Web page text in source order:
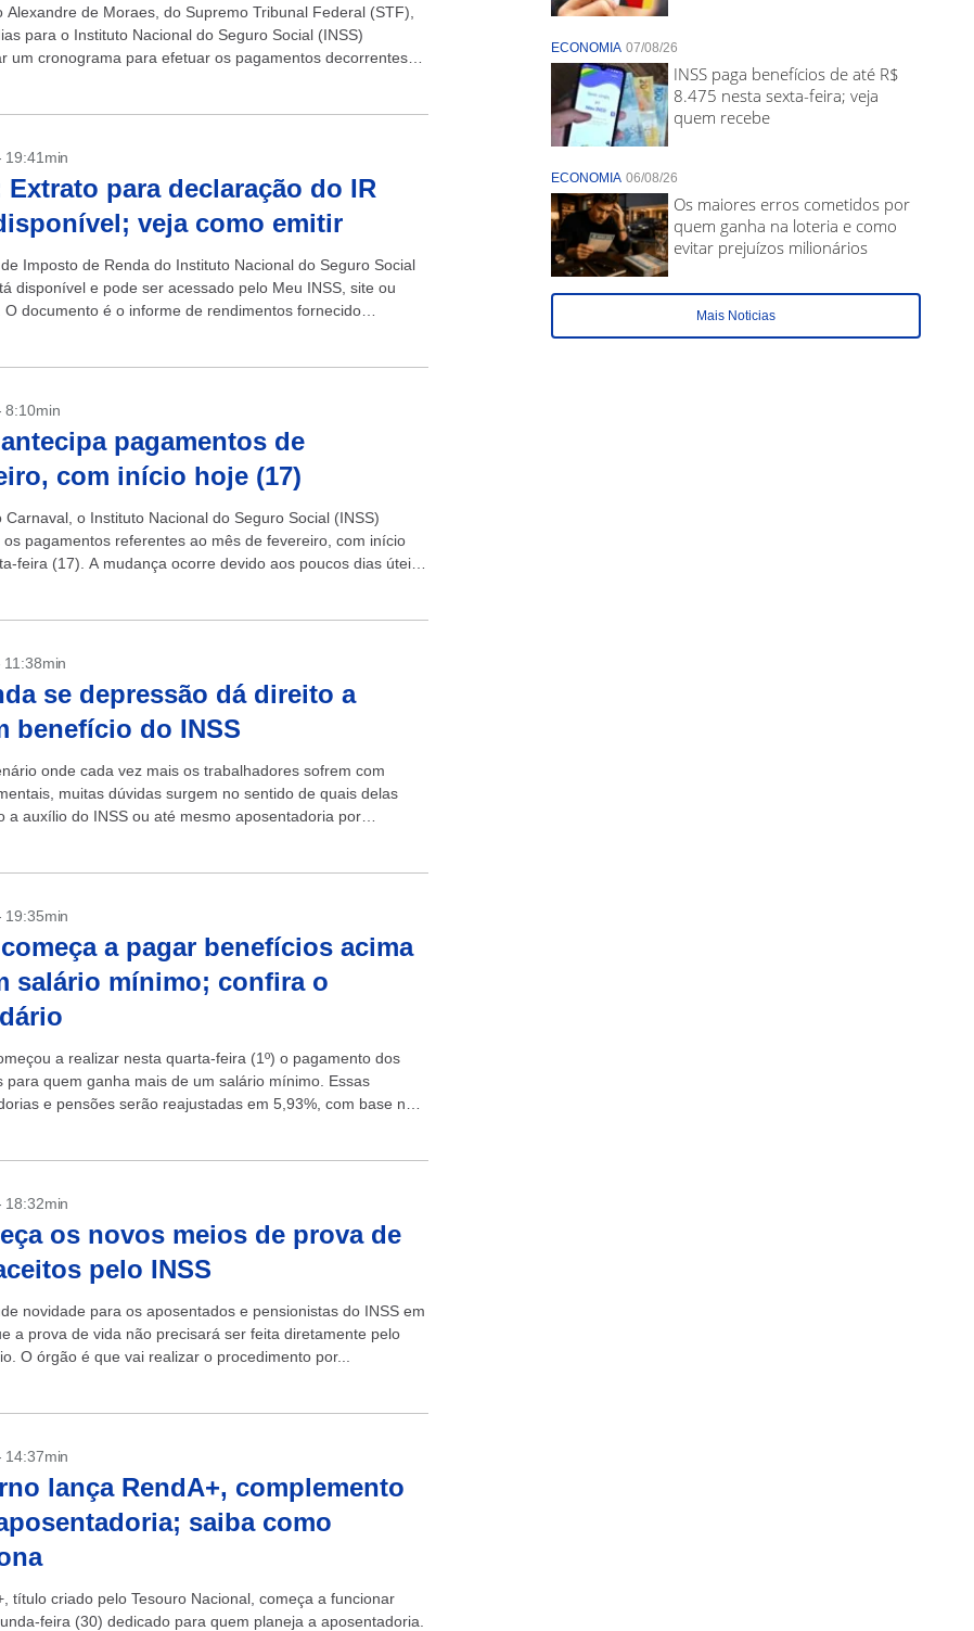
Alexandre de Moraes, do Supremo Tribunal Federal (STF),
para o Instituto Nacional do Seguro Social (INSS)
um cronograma para efetuar os pagamentos decorrentes
19:41min
Extrato para declaração do IR
veja como emitir
Imposto de Renda do Instituto Nacional do Seguro Social
disponível e pode ser acessado pelo Meu INSS, site ou
O documento é o informe de rendimentos fornecido
8:10min
pagamentos de
com início hoje (17)
Carnaval, o Instituto Nacional do Seguro Social (INSS)
os pagamentos referentes ao mês de fevereiro, com início
feira (17). A mudança ocorre devido aos poucos dias úteis
11:38min
se depressão dá direito a
benefício do INSS
onde cada vez mais os trabalhadores sofrem com
muitas dúvidas surgem no sentido de quais delas
a auxílio do INSS ou até mesmo aposentadoria por
19:35min
a pagar benefícios acima
salário mínimo; confira o
a realizar nesta quarta-feira (1º) o pagamento dos
para quem ganha mais de um salário mínimo. Essas
e pensões serão reajustadas em 5,93%, com base na
18:32min
os novos meios de prova de
pelo INSS
novidade para os aposentados e pensionistas do INSS em
a prova de vida não precisará ser feita diretamente pelo
O órgão é que vai realizar o procedimento por...
14:37min
lança RendA+, complemento
saiba como
título criado pelo Tesouro Nacional, começa a funcionar
feira (30) dedicado para quem planeja a aposentadoria.
ECONOMIA 07/08/26
INSS paga benefícios de até R$
8.475 nesta sexta-feira; veja
quem recebe
ECONOMIA 06/08/26
Os maiores erros cometidos por
quem ganha na loteria e como
evitar prejuízos milionários
Mais Noticias